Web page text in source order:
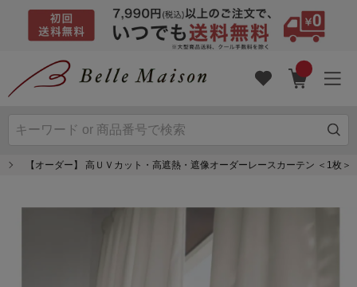
【オーダー】 高ＵＶカット・高遮熱・遮像オーダーレースカーテン ＜1枚＞